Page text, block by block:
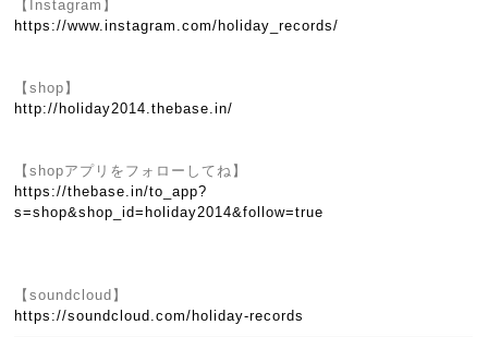
【Instagram】
https://www.instagram.com/holiday_records/
【shop】
http://holiday2014.thebase.in/
【shopアプリをフォローしてね】
https://thebase.in/to_app?
s=shop&shop_id=holiday2014&follow=true
【soundcloud】
https://soundcloud.com/holiday-records